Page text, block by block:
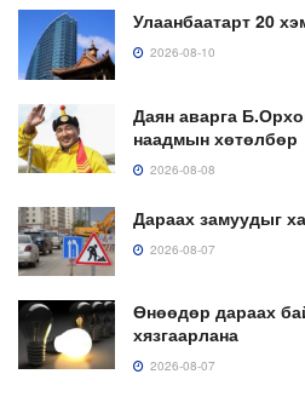
Улаанбаатарт 20
2026-08-10
Даян аварга
наадмын хөтөлбөр
2026-08-08
Дараах замуудыг
2026-08-07
Өнөөдөр дараах
хязгаарлана
2026-08-07